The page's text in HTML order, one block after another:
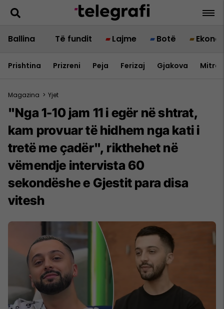
Ballina Të fundit Lajme Botë
Prishtina Prizreni Peja Ferizaj Gjakova
Magazina > Yjet
"Nga 1-10 jam 11 i egër në shtrat,
kam provuar të hidhem nga kati i
tretë me çadër", rikthehet në
vëmendje intervista 60
sekondëshe e Gjestit para disa
vitesh